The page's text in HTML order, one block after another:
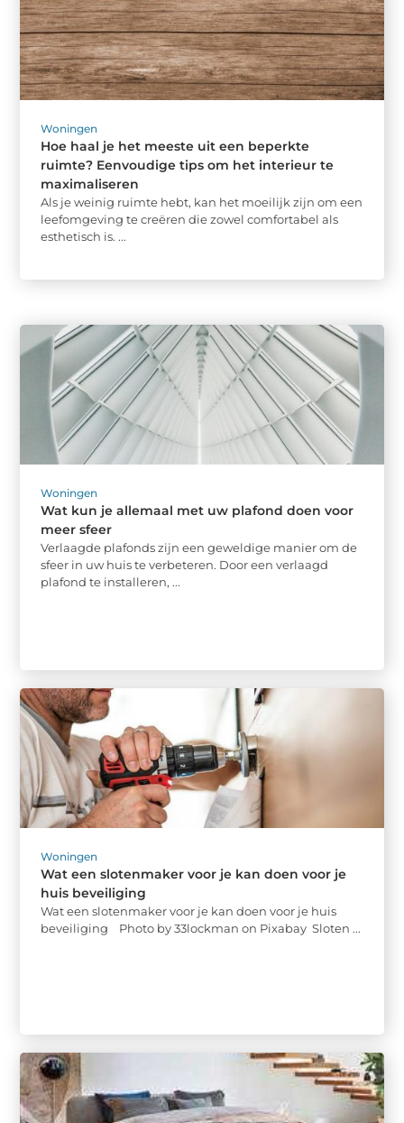
Woningen
Hoe haal je het meeste uit een beperkte
ruimte? Eenvoudige tips om het interieur te
maximaliseren
Als je weinig ruimte hebt, kan het moeilijk zijn om een
leefomgeving te creëren die zowel comfortabel als
esthetisch is. ...
Woningen
Wat kun je allemaal met uw plafond doen voor
meer sfeer
Verlaagde plafonds zijn een geweldige manier om de
sfeer in uw huis te verbeteren. Door een verlaagd
plafond te installeren, ...
Woningen
Wat een slotenmaker voor je kan doen voor je
huis beveiliging
Wat een slotenmaker voor je kan doen voor je huis
beveiliging ‍ Photo by 33lockman on Pixabay ‍ Sloten ...